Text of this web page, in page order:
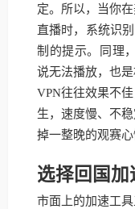
定。所以，当你
直播时，系统识
制的提示。同理
说无法播放，也
VPN往往效果不
生，速度慢、不
掉一整晚的观赛心
选择回国
市面上的加速工